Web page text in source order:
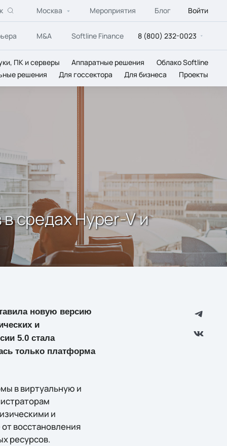
Москва Мероприятия Блог Войти
M&A Softline Finance 8 (800) 232-0023
ПК и серверы Аппаратные решения
Облако Softline
решения Для госсектора Для бизнеса Проекты
средах Hyper-V и
новую версию
и
5.0 стала
только платформа
в виртуальную и
и
восстановления
ресурсов.